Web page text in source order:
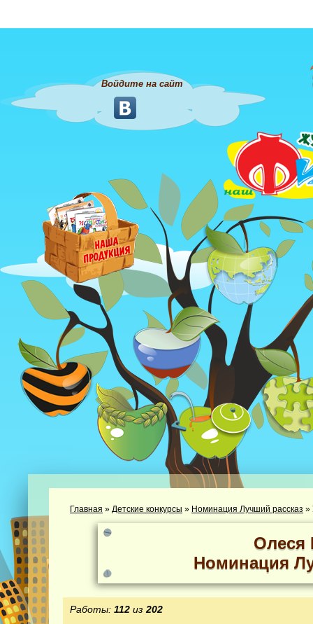
Войдите на сайт
Главная » Детские конкурсы » Номинация Лучший рассказ »
Олеся
Номинация
Работы: 112 из 202